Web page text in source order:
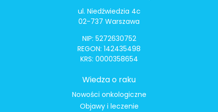
ul. Niedźwiedzia 4c
02-737 Warszawa
NIP: 5272630752
REGON: 142435498
KRS: 0000358654
Wiedza o raku
Nowości onkologiczne
Objawy i leczenie